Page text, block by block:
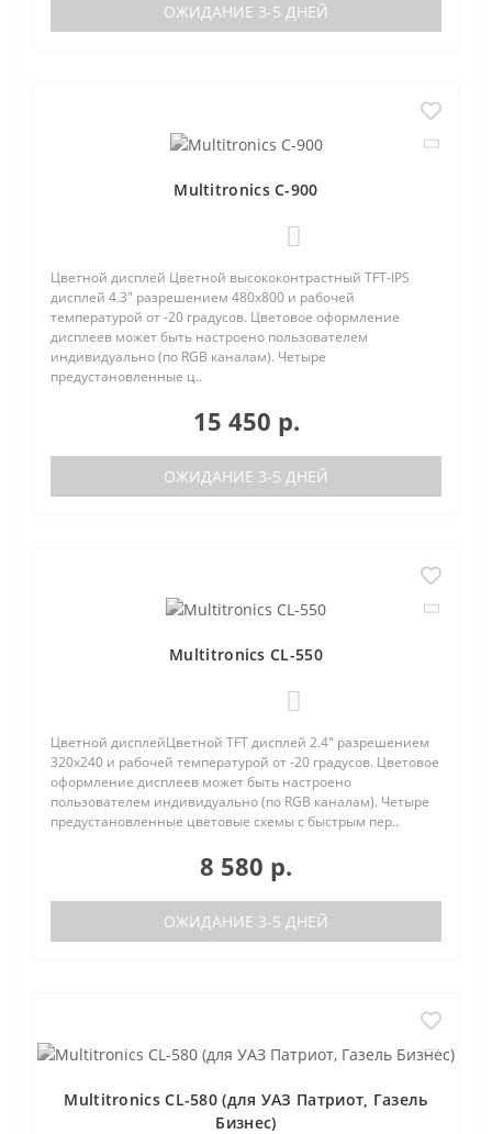
ОЖИДАНИЕ 3-5 ДНЕЙ
Multitronics C-900
Цветной дисплей Цветной высококонтрастный TFT-IPS
дисплей 4.3" разрешением 480х800 и рабочей
температурой от -20 градусов. Цветовое оформление
дисплеев может быть настроено пользователем
индивидуально (по RGB каналам). Четыре
предустановленные ц..
15 450 р.
ОЖИДАНИЕ 3-5 ДНЕЙ
Multitronics CL-550
Цветной дисплейЦветной TFT дисплей 2.4" разрешением
320х240 и рабочей температурой от -20 градусов. Цветовое
оформление дисплеев может быть настроено
пользователем индивидуально (по RGB каналам). Четыре
предустановленные цветовые схемы с быстрым пер..
8 580 р.
ОЖИДАНИЕ 3-5 ДНЕЙ
Multitronics CL-580 (для УАЗ Патриот, Газель
Бизнес)